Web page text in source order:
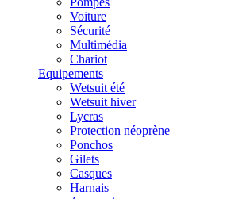
Voiture
Sécurité
Multimédia
Chariot
Equipements
Wetsuit été
Wetsuit hiver
Lycras
Protection néoprène
Ponchos
Gilets
Casques
Harnais